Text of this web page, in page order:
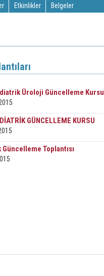
Etkinlikler Belgeler
Üroloji Güncelleme Kursu
GÜNCELLEME KURSU
Toplantısı